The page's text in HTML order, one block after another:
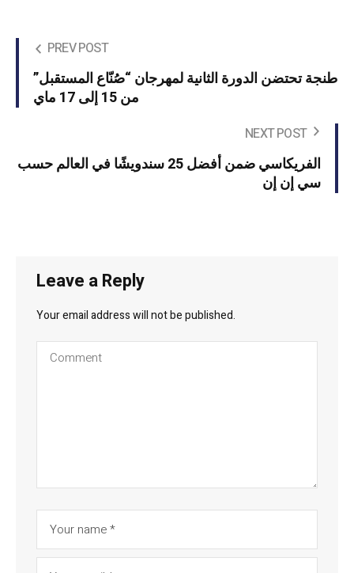
PREV POST
طنجة تحتضن الدورة الثانية لمهرجان “صُنّاع المستقبل”
من 15 إلى 17 ماي
NEXT POST
الفريكاسي ضمن أفضل 25 سندويشًا في العالم حسب
سي إن إن
Leave a Reply
Your email address will not be published.